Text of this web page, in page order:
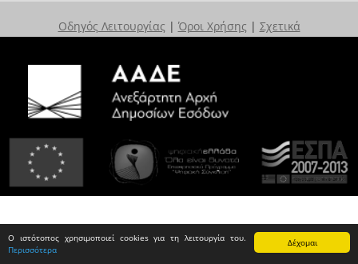
Δέχομαι
Ο ιστότοπος χρησιμοποιεί cookies για τη λειτουργία του.
Περισσότερα
Οδηγός Λειτουργίας | Όροι Χρήσης | Σχετικά